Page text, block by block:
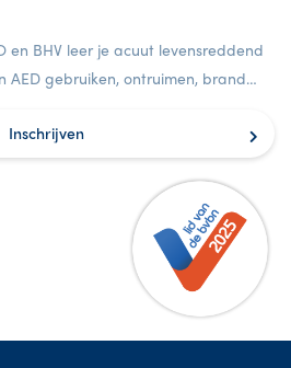
en BHV leer je acuut levensreddend
AED gebruiken, ontruimen, brand
en scholen.
Inschrijven